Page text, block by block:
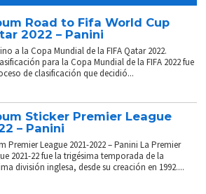
Road to Fifa World Cup
2022 – Panini
a la Copa Mundial de la FIFA Qatar 2022.
para la Copa Mundial de la FIFA 2022 fue
de clasificación que decidió...
Sticker Premier League
– Panini
Premier League 2021-2022 – Panini La Premier
2021-22 fue la trigésima temporada de la
división inglesa, desde su creación en 1992....